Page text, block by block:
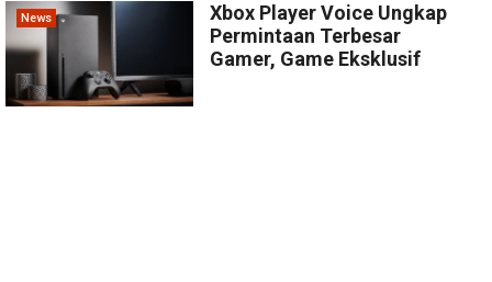
News
Xbox Player Voice Ungkap
Permintaan Terbesar
Gamer, Game Eksklusif